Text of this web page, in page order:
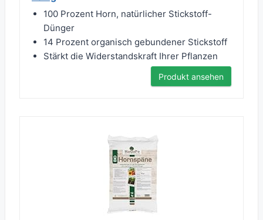
100 Prozent Horn, natürlicher Stickstoff-
Dünger
14 Prozent organisch gebundener Stickstoff
Stärkt die Widerstandskraft Ihrer Pflanzen
Produkt ansehen